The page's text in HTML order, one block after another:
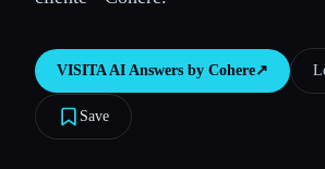
Blog
VISITAAI Answers by Cohere↗︎
Save